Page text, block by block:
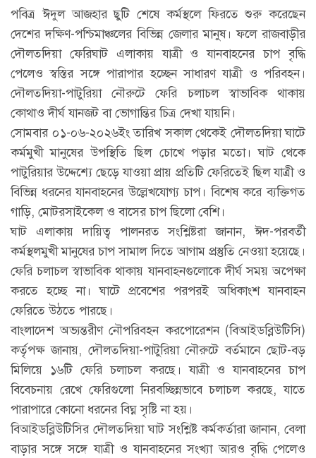
পবিত্র ঈদুল আজহার ছুটি শেষে কর্মস্থলে ফিরতে শুরু করেছেন
দেশের দক্ষিণ-পশ্চিমাঞ্চলের বিভিন্ন জেলার মানুষ। ফলে রাজবাড়ীর
দৌলতদিয়া ফেরিঘাট এলাকায় যাত্রী ও যানবাহনের চাপ বৃদ্ধি
পেলেও স্বস্তির সঙ্গে পারাপার হচ্ছেন সাধারণ যাত্রী ও পরিবহন।
দৌলতদিয়া-পাটুরিয়া নৌরুটে ফেরি চলাচল স্বাভাবিক থাকায়
কোথাও দীর্ঘ যানজট বা ভোগান্তির চিত্র দেখা যায়নি।
সোমবার ০১-০৬-২০২৬ইং তারিখ সকাল থেকেই দৌলতদিয়া ঘাটে
কর্মমুখী মানুষের উপস্থিতি ছিল চোখে পড়ার মতো। ঘাট থেকে
পাটুরিয়ার উদ্দেশ্যে ছেড়ে যাওয়া প্রায় প্রতিটি ফেরিতেই ছিল যাত্রী ও
বিভিন্ন ধরনের যানবাহনের উল্লেখযোগ্য চাপ। বিশেষ করে ব্যক্তিগত
গাড়ি, মোটরসাইকেল ও বাসের চাপ ছিলো বেশি।
ঘাট এলাকায় দায়িত্ব পালনরত সংশ্লিষ্টরা জানান, ঈদ-পরবর্তী
কর্মস্থলমুখী মানুষের চাপ সামাল দিতে আগাম প্রস্তুতি নেওয়া হয়েছে।
ফেরি চলাচল স্বাভাবিক থাকায় যানবাহনগুলোকে দীর্ঘ সময় অপেক্ষা
করতে হচ্ছে না। ঘাটে প্রবেশের পরপরই অধিকাংশ যানবাহন
ফেরিতে উঠতে পারছে।
বাংলাদেশ অভ্যন্তরীণ নৌপরিবহন করপোরেশন (বিআইডব্লিউটিসি)
কর্তৃপক্ষ জানায়, দৌলতদিয়া-পাটুরিয়া নৌরুটে বর্তমানে ছোট-বড়
মিলিয়ে ১৬টি ফেরি চলাচল করছে। যাত্রী ও যানবাহনের চাপ
বিবেচনায় রেখে ফেরিগুলো নিরবচ্ছিন্নভাবে চলাচল করছে, যাতে
পারাপারে কোনো ধরনের বিঘ্ন সৃষ্টি না হয়।
বিআইডব্লিউটিসির দৌলতদিয়া ঘাট সংশ্লিষ্ট কর্মকর্তারা জানান, বেলা
বাড়ার সঙ্গে সঙ্গে যাত্রী ও যানবাহনের সংখ্যা আরও বৃদ্ধি পেলেও